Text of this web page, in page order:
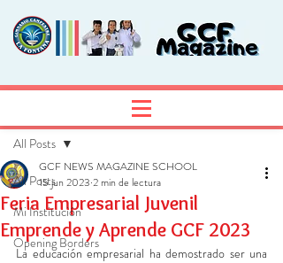
All Posts
Mi Institución
Opening Borders
All Posts
Feria Empresarial Juvenil
Emprende y Aprende GCF 2023
GCF NEWS MAGAZINE SCHOOL
15 jun 2023 2 min de lectura
La educación empresarial ha demostrado ser una